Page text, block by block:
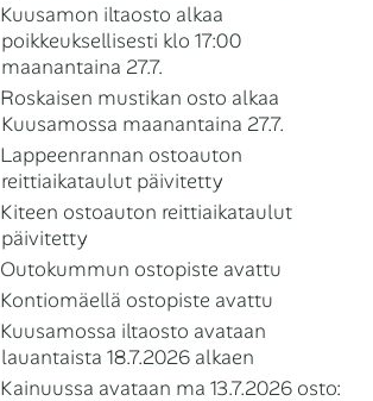
Kuusamon iltaosto alkaa
poikkeuksellisesti klo 17:00
maanantaina 27.7.
Roskaisen mustikan osto alkaa
Kuusamossa maanantaina 27.7.
Lappeenrannan ostoauton
reittiaikataulut päivitetty
Kiteen ostoauton reittiaikataulut
päivitetty
Outokummun ostopiste avattu
Kontiomäellä ostopiste avattu
Kuusamossa iltaosto avataan
lauantaista 18.7.2026 alkaen
Kainuussa avataan ma 13.7.2026 osto: